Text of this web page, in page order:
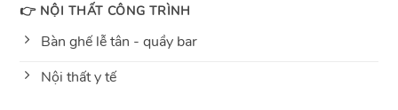
👉 NỘI THẤT CÔNG TRÌNH
Bàn ghế lễ tân - quầy bar
Nội thất y tế